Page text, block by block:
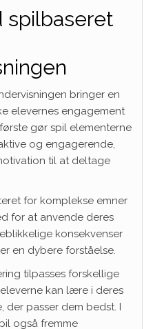
spilbaseret
bringer en
elevernes engagement
gør spil elementerne
og engagerende,
til at deltage
for komplekse emner
for at anvende deres
konsekvenser
en dybere forståelse.
tilpasses forskellige
kan lære i deres
passer dem bedst. I
også fremme